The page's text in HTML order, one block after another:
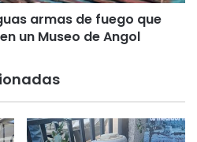
armas de fuego que
un Museo de Angol